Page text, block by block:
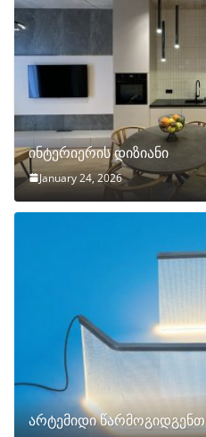
ინტერიერის დიზიანი
January 24, 2026
არტემიდი წარმოგიდგენთ